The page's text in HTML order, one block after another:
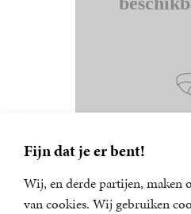
Fijn dat je er bent!
Wij, en derde partijen, maken
van cookies. Wij gebruiken